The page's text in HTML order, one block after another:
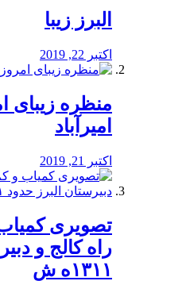
البرز زیبا
اکتبر 22, 2019
منظره‌‌ زیبای
امیرآباد
اکتبر 21, 2019
️تصویری
راه كالج و
۱۳۱۱ه ش